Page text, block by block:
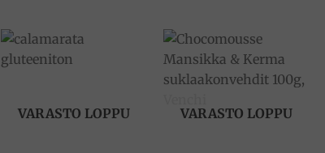
VARASTO LOPPU
Add to
wishlist
VARASTO LOPPU